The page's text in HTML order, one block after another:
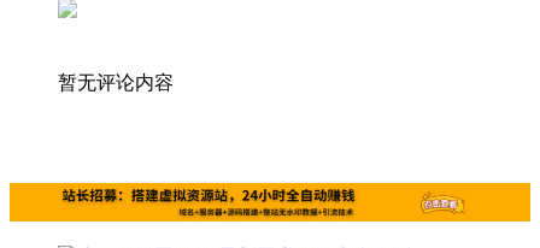
暂无评论内容